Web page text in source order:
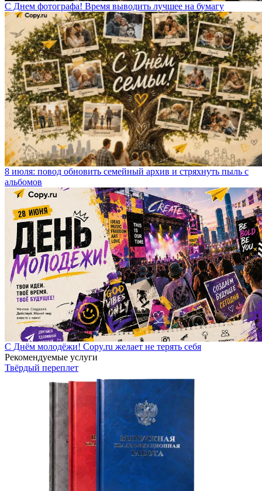
С Днем фотографа! Время выводить лучшее на бумагу
8 июля: повод обновить семейный архив и стряхнуть пыль с
альбомов
С Днём молодёжи! Copy.ru желает не терять себя
Рекомендуемые услуги
Твёрдый переплет